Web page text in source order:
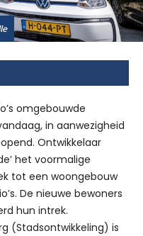
omgebouwde
in aanwezigheid
Ontwikkelaar
het voormalige
tot een woongebouw
De nieuwe bewoners
hun intrek.
(Stadsontwikkeling) is